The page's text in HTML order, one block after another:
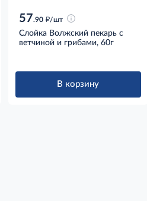
57.90 д/шт
Слойка Волжский пекарь с
ветчиной и грибами, 60г
В корзину